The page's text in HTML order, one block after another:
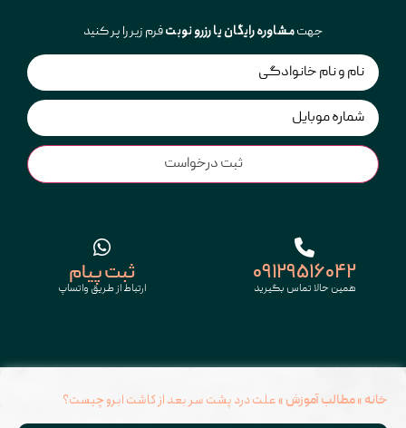
جهتمشاوره رایگان یا رزرو نوبتفرم زیر را پر کنید
نام(Required)
شماره
۰۹۱۲۹۵۱۶۰۴۲
همین حالا تماس بگیرید
ثبت پیام
ارتباط از طریق واتساپ
خانه »مطالب آموزش »علت درد پشت سر بعد از کاشت ابرو چیست؟